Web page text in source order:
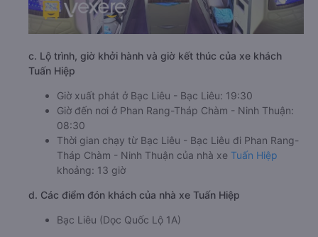
c. Lộ trình, giờ khởi hành và giờ kết thúc của xe khách
Tuấn Hiệp
Giờ xuất phát ở Bạc Liêu - Bạc Liêu: 19:30
Giờ đến nơi ở Phan Rang-Tháp Chàm - Ninh Thuận:
08:30
Thời gian chạy từ Bạc Liêu - Bạc Liêu đi Phan Rang-
Tháp Chàm - Ninh Thuận của nhà xe Tuấn Hiệp
khoảng: 13 giờ
d. Các điểm đón khách của nhà xe Tuấn Hiệp
Bạc Liêu (Dọc Quốc Lộ 1A)